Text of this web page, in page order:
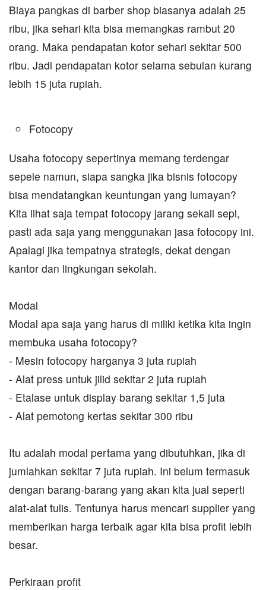
Biaya pangkas di barber shop biasanya adalah 25
ribu, jika sehari kita bisa memangkas rambut 20
orang. Maka pendapatan kotor sehari sekitar 500
ribu. Jadi pendapatan kotor selama sebulan kurang
lebih 15 juta rupiah.
Fotocopy
Usaha fotocopy sepertinya memang terdengar
sepele namun, siapa sangka jika bisnis fotocopy
bisa mendatangkan keuntungan yang lumayan?
Kita lihat saja tempat fotocopy jarang sekali sepi,
pasti ada saja yang menggunakan jasa fotocopy ini.
Apalagi jika tempatnya strategis, dekat dengan
kantor dan lingkungan sekolah.
Modal
Modal apa saja yang harus di miliki ketika kita ingin
membuka usaha fotocopy?
- Mesin fotocopy harganya 3 juta rupiah
- Alat press untuk jilid sekitar 2 juta rupiah
- Etalase untuk display barang sekitar 1,5 juta
- Alat pemotong kertas sekitar 300 ribu
Itu adalah modal pertama yang dibutuhkan, jika di
jumlahkan sekitar 7 juta rupiah. Ini belum termasuk
dengan barang-barang yang akan kita jual seperti
alat-alat tulis. Tentunya harus mencari supplier yang
memberikan harga terbaik agar kita bisa profit lebih
besar.
Perkiraan profit